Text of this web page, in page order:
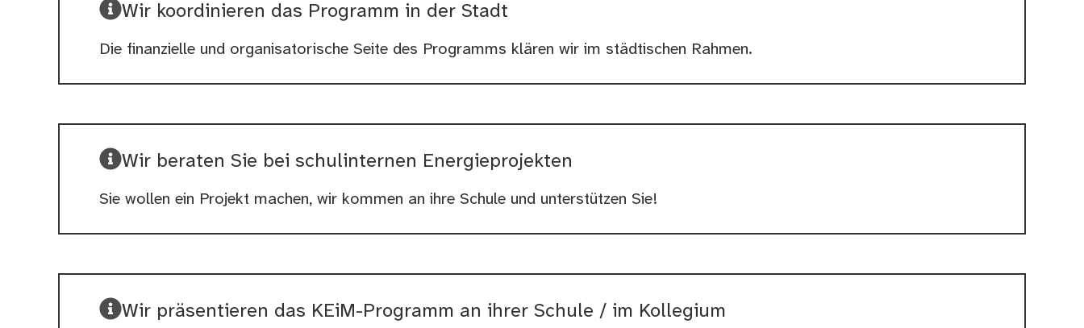
Wir koordinieren das Programm in der Stadt
Die finanzielle und organisatorische Seite des Programms klären wir im städtischen Rahmen.
Wir beraten Sie bei schulinternen Energieprojekten
Sie wollen ein Projekt machen, wir kommen an ihre Schule und unterstützen Sie!
Wir präsentieren das KEiM-Programm an ihrer Schule / im Kollegium